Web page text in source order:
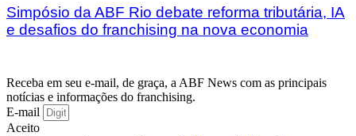
Simpósio da ABF Rio debate reforma tributária, IA
e desafios do franchising na nova economia
Receba em seu e-mail, de graça, a ABF News com as principais
notícias e informações do franchising.
E-mail
Aceito